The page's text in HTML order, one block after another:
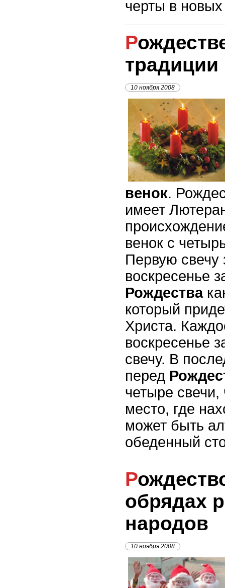
черты в
Рождественские
традиции
10 ноября 2008
венок.
имеет
венок с
Первую свечу
воскресенье
Рождества
который
Христа.
воскресенье
свечу. В
перед
четыре свечи,
место, где
может быть
обеденный
Рождество в обычаях и
обрядах
народов
10 ноября 2008